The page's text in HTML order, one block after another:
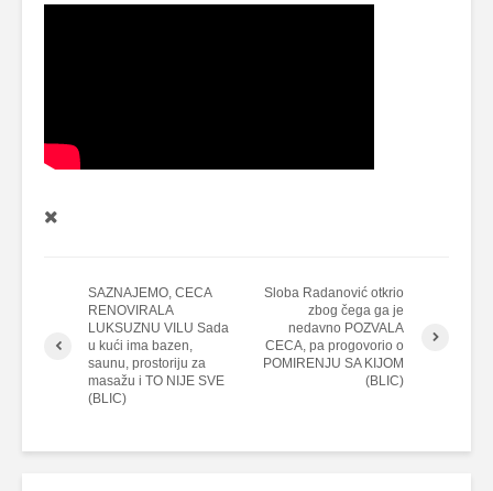
SAZNAJEMO, CECA
RENOVIRALA
LUKSUZNU VILU Sada
u kući ima bazen,
saunu, prostoriju za
masažu i TO NIJE SVE
(BLIC)
Sloba Radanović otkrio
zbog čega ga je
nedavno POZVALA
CECA, pa progovorio o
POMIRENJU SA KIJOM
(BLIC)